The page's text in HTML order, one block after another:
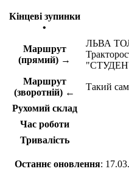
Кінцеві зупинки
•
Маршрут
(прямий) →
ЛЬВА
Маршрут
(зворотній) ←
Такий
Рухомий склад
Час роботи
Тривалість
Останнє оновлення: